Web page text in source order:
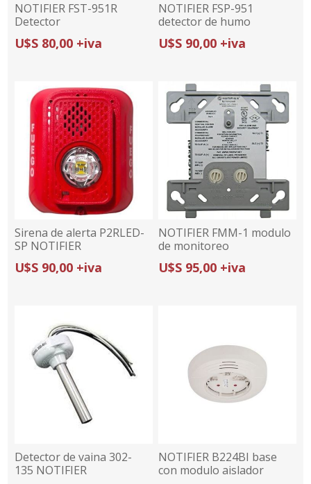
NOTIFIER FST-951R
Detector
Termovelocimetrico
(FLASHSCAN)
U$S 80,00 +iva
NOTIFIER FSP-951
detector de humo
fotoelectrico
U$S 90,00 +iva
Sirena de alerta P2RLED-
SP NOTIFIER
U$S 90,00 +iva
NOTIFIER FMM-1 modulo
de monitoreo
U$S 95,00 +iva
Detector de vaina 302-
135 NOTIFIER
NOTIFIER B224BI base
con modulo aislador